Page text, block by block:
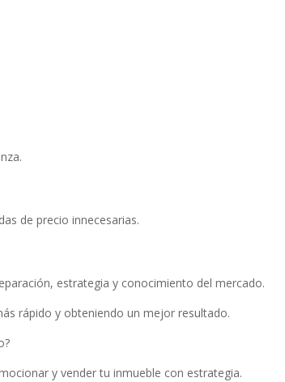
de precio innecesarias.
estrategia y conocimiento del mercado.
rápido y obteniendo un mejor resultado.
y vender tu inmueble con estrategia.